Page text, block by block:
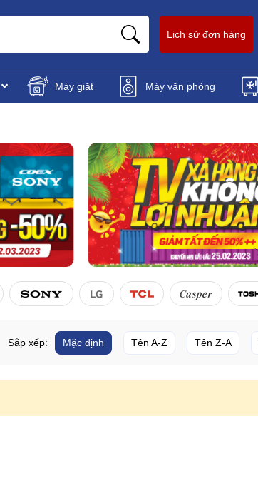
Lịch sử đơn hàng
Máy giặt Máy văn phòng
Sắp xếp: Mặc định Tên A-Z Tên Z-A